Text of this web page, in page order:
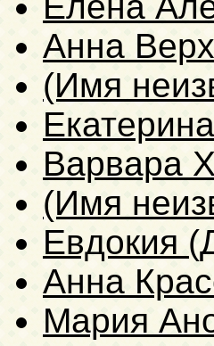
Анна
(Имя
Варвара
(Имя
Евдокия
Анна
Мария